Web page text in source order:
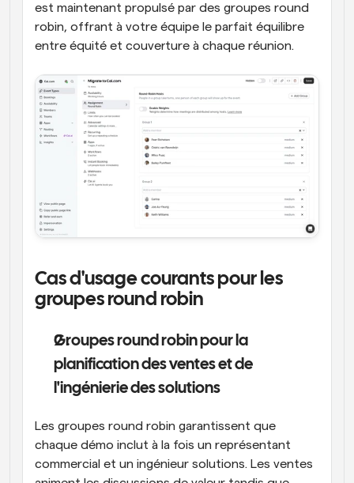
est maintenant propulsé par des groupes round
robin, offrant à votre équipe le parfait équilibre
entre équité et couverture à chaque réunion.
Cas d'usage courants pour les
groupes round robin
Groupes round robin pour la
planification des ventes et de
l'ingénierie des solutions
Les groupes round robin garantissent que
chaque démo inclut à la fois un représentant
commercial et un ingénieur solutions. Les ventes